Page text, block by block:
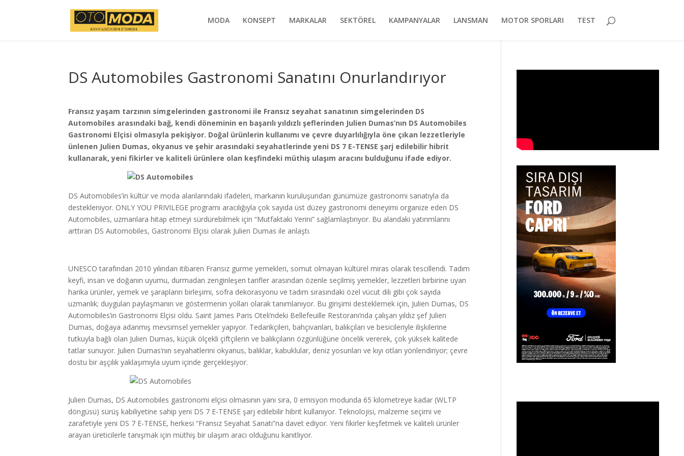
MODA KONSEPT MARKALAR SEKTÖREL KAMPANYALAR LANSMAN MOTOR SPORLARI TEST
DS Automobiles Gastronomi Sanatını Onurlandırıyor
Fransız yaşam tarzının simgelerinden gastronomi ile Fransız seyahat sanatının simgelerinden DS
Automobiles arasındaki bağ, kendi döneminin en başarılı yıldızlı şeflerinden Julien Dumas’nın DS Automobiles
Gastronomi Elçisi olmasıyla pekişiyor. Doğal ürünlerin kullanımı ve çevre duyarlılığıyla öne çıkan lezzetleriyle
ünlenen Julien Dumas, okyanus ve şehir arasındaki seyahatlerinde yeni DS 7 E-TENSE şarj edilebilir hibrit
kullanarak, yeni fikirler ve kaliteli ürünlere olan keşfindeki müthiş ulaşım aracını bulduğunu ifade ediyor.
DS Automobiles’in kültür ve moda alanlarındaki ifadeleri, markanın kuruluşundan günümüze gastronomi sanatıyla da
destekleniyor. ONLY YOU PRIVILEGE programı aracılığıyla çok sayıda üst düzey gastronomi deneyimi organize eden DS
Automobiles, uzmanlara hitap etmeyi sürdürebilmek için “Mutfaktaki Yerini” sağlamlaştırıyor. Bu alandaki yatırımlarını
arttıran DS Automobiles, Gastronomi Elçisi olarak Julien Dumas ile anlaştı.
UNESCO tarafından 2010 yılından itibaren Fransız gurme yemekleri, somut olmayan kültürel miras olarak tescillendi. Tadım
keyfi, insan ve doğanın uyumu, durmadan zenginleşen tarifler arasından özenle seçilmiş yemekler, lezzetleri birbirine uyan
harika ürünler, yemek ve şarapların birleşimi, sofra dekorasyonu ve tadım sırasındaki özel vücut dili gibi çok sayıda
uzmanlık; duyguları paylaşmanın ve göstermenin yolları olarak tanımlanıyor. Bu girişimi desteklemek için, Julien Dumas, DS
Automobiles’in Gastronomi Elçisi oldu. Saint James Paris Oteli’ndeki Bellefeuille Restoranı’nda çalışan yıldız şef Julien
Dumas, doğaya adanmış mevsimsel yemekler yapıyor. Tedarikçileri, bahçıvanları, balıkçıları ve besicileriyle ilişkilerine
tutkuyla bağlı olan Julien Dumas, küçük ölçekli çiftçilerin ve balıkçıların özgünlüğüne öncelik vererek, çok yüksek kalitede
tatlar sunuyor. Julien Dumas’nın seyahatlerini okyanus, balıklar, kabuklular, deniz yosunları ve kıyı otları yönlendiriyor; çevre
dostu bir aşçılık yaklaşımıyla uyum içinde gerçekleşiyor.
Julien Dumas, DS Automobiles gastronomi elçisi olmasının yanı sıra, 0 emisyon modunda 65 kilometreye kadar (WLTP
döngüsü) sürüş kabiliyetine sahip yeni DS 7 E-TENSE şarj edilebilir hibrit kullanıyor. Teknolojisi, malzeme seçimi ve
zarafetiyle yeni DS 7 E-TENSE, herkesi “Fransız Seyahat Sanatı”na davet ediyor. Yeni fikirler keşfetmek ve kaliteli ürünler
arayan üreticilerle tanışmak için müthiş bir ulaşım aracı olduğunu kanıtlıyor.